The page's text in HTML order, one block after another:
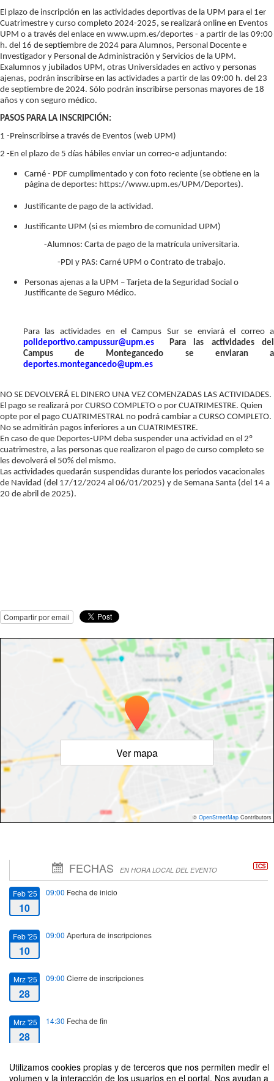
Utilizamos cookies propias y de terceros que nos permiten medir el
volumen y la interacción de los usuarios en el portal. Nos ayudan a
El plazo de inscripción en las actividades deportivas de la UPM para el 1er
Cuatrimestre y curso completo 2024-2025, se realizará online en Eventos
UPM o a través del enlace en www.upm.es/deportes - a partir de las 09:00
h. del 16 de septiembre de 2024 para Alumnos, Personal Docente e
Investigador y Personal de Administración y Servicios de la UPM.
Exalumnos y jubilados UPM, otras Universidades en activo y personas
ajenas, podrán inscribirse en las actividades a partir de las 09:00 h. del 23
de septiembre de 2024. Sólo podrán inscribirse personas mayores de 18
años y con seguro médico.
PASOS PARA LA INSCRIPCIÓN:
1 -Preinscribirse a través de Eventos (web UPM)
2 -En el plazo de 5 días hábiles enviar un correo-e adjuntando:
Carné - PDF cumplimentado y con foto reciente (se obtiene en la
página de deportes: https://www.upm.es/UPM/Deportes).
Justificante de pago de la actividad.
Justificante UPM (si es miembro de comunidad UPM)
-Alumnos: Carta de pago de la matrícula universitaria.
-PDI y PAS: Carné UPM o Contrato de trabajo.
Personas ajenas a la UPM – Tarjeta de la Seguridad Social o
Justificante de Seguro Médico.
Para las actividades en el Campus Sur se enviará el correo a
polideportivo.campussur@upm.es Para las actividades del
Campus de Montegancedo se enviaran a
deportes.montegancedo@upm.es
NO SE DEVOLVERÁ EL DINERO UNA VEZ COMENZADAS LAS ACTIVIDADES.
El pago se realizará por CURSO COMPLETO o por CUATRIMESTRE. Quien
opte por el pago CUATRIMESTRAL no podrá cambiar a CURSO COMPLETO.
No se admitirán pagos inferiores a un CUATRIMESTRE.
En caso de que Deportes-UPM deba suspender una actividad en el 2º
cuatrimestre, a las personas que realizaron el pago de curso completo se
les devolverá el 50% del mismo.
Las actividades quedarán suspendidas durante los periodos vacacionales
de Navidad (del 17/12/2024 al 06/01/2025) y de Semana Santa (del 14 a
20 de abril de 2025).
Compartir por email
Ver mapa
© OpenStreetMap Contributors
FECHAS EN HORA LOCAL DEL EVENTO
Feb '25
10
09:00 Fecha de inicio
Feb '25
10
09:00 Apertura de inscripciones
Mrz '25
28
09:00 Cierre de inscripciones
Mrz '25
28
14:30 Fecha de fin